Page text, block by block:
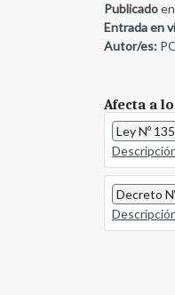
Publicado
Entrada en
Autor/es:
Afecta a
Ley Nº
Decreto